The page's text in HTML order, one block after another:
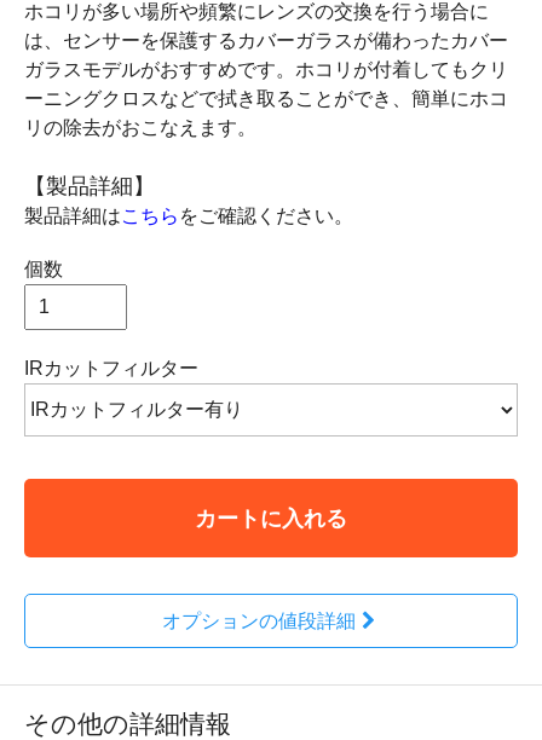
ホコリが多い場所や頻繁にレンズの交換を行う場合に
は、センサーを保護するカバーガラスが備わったカバー
ガラスモデルがおすすめです。ホコリが付着してもクリ
ーニングクロスなどで拭き取ることができ、簡単にホコ
リの除去がおこなえます。
【製品詳細】
製品詳細はこちら をご確認ください。
個数
IRカットフィルター
カートに入れる
オプションの値段詳細
その他の詳細情報